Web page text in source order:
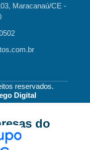
Maracanaú/CE -
reservados.
Digital
do